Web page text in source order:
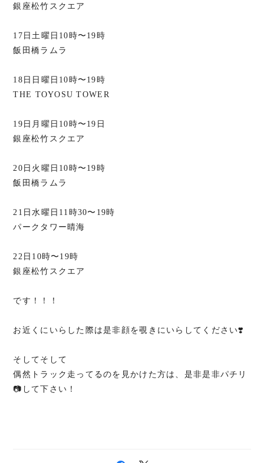
銀座松竹スクエア
17日土曜日10時〜19時
飯田橋ラムラ
18日日曜日10時〜19時
THE TOYOSU TOWER
19日月曜日10時〜19日
銀座松竹スクエア
20日火曜日10時〜19時
飯田橋ラムラ
21日水曜日11時30〜19時
パークタワー晴海
22日10時〜19時
銀座松竹スクエア
です！！！
お近くにいらした際は是非顔を覗きにいらしてください❣️
そしてそして
偶然トラック走ってるのを見かけた方は、是非是非パチリ
📷して下さい！